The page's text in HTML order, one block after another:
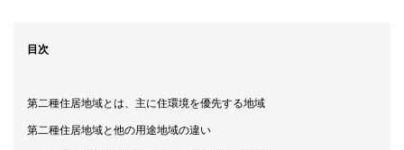
目次
第二種住居地域とは、主に住環境を優先する地域
第二種住居地域と他の用途地域の違い